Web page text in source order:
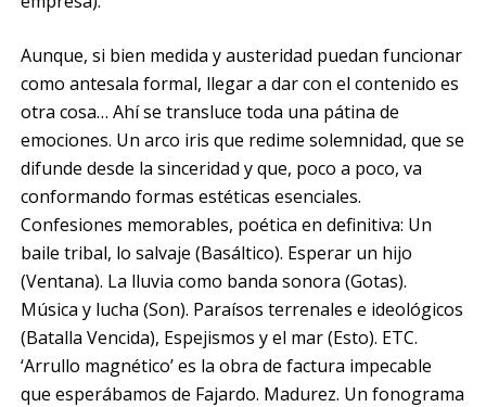
Aunque, si bien medida y austeridad puedan funcionar
como antesala formal, llegar a dar con el contenido es
otra cosa… Ahí se transluce toda una pátina de
emociones. Un arco iris que redime solemnidad, que se
difunde desde la sinceridad y que, poco a poco, va
conformando formas estéticas esenciales.
Confesiones memorables, poética en definitiva: Un
baile tribal, lo salvaje (Basáltico). Esperar un hijo
(Ventana). La lluvia como banda sonora (Gotas).
Música y lucha (Son). Paraísos terrenales e ideológicos
(Batalla Vencida), Espejismos y el mar (Esto). ETC.
‘Arrullo magnético’ es la obra de factura impecable
que esperábamos de Fajardo. Madurez. Un fonograma